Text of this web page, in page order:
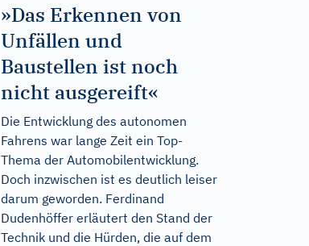
»Das Erkennen von
Unfällen und
Baustellen ist noch
nicht ausgereift«
Die Entwicklung des autonomen
Fahrens war lange Zeit ein Top-
Thema der Automobilentwicklung.
Doch inzwischen ist es deutlich leiser
darum geworden. Ferdinand
Dudenhöffer erläutert den Stand der
Technik und die Hürden, die auf dem